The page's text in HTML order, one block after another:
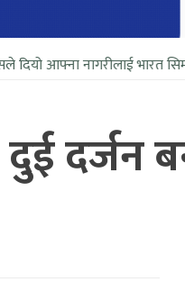
भारत सिमा नाकामा नजान
दर्जन